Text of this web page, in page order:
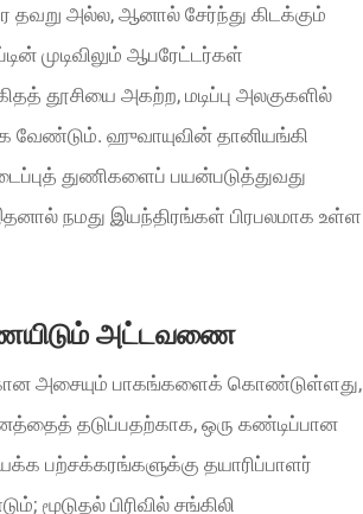
அல்ல, ஆனால் சேர்ந்து கிடக்கும்
முடிவிலும் ஆபரேட்டர்கள்
தூசியை அகற்ற, மடிப்பு அலகுகளில்
ஹுவாயுவின் தானியங்கி
துணிகளைப் பயன்படுத்துவது
நமது இயந்திரங்கள் பிரபலமாக உள்ள
அட்டவணை
அசையும் பாகங்களைக் கொண்டுள்ளது,
தடுப்பதற்காக, ஒரு கண்டிப்பான
பற்சக்கரங்களுக்கு தயாரிப்பாளர்
மூடுதல் பிரிவில் சங்கிலி